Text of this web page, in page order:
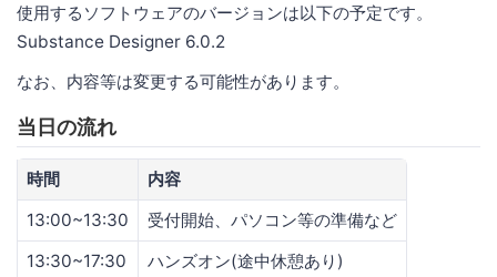
使用するソフトウェアのバージョンは以下の予定です。
Substance Designer 6.0.2
なお、内容等は変更する可能性があります。
当日の流れ
時間
内容
13:00~13:30
受付開始、パソコン等の準備など
13:30~17:30
ハンズオン(途中休憩あり)